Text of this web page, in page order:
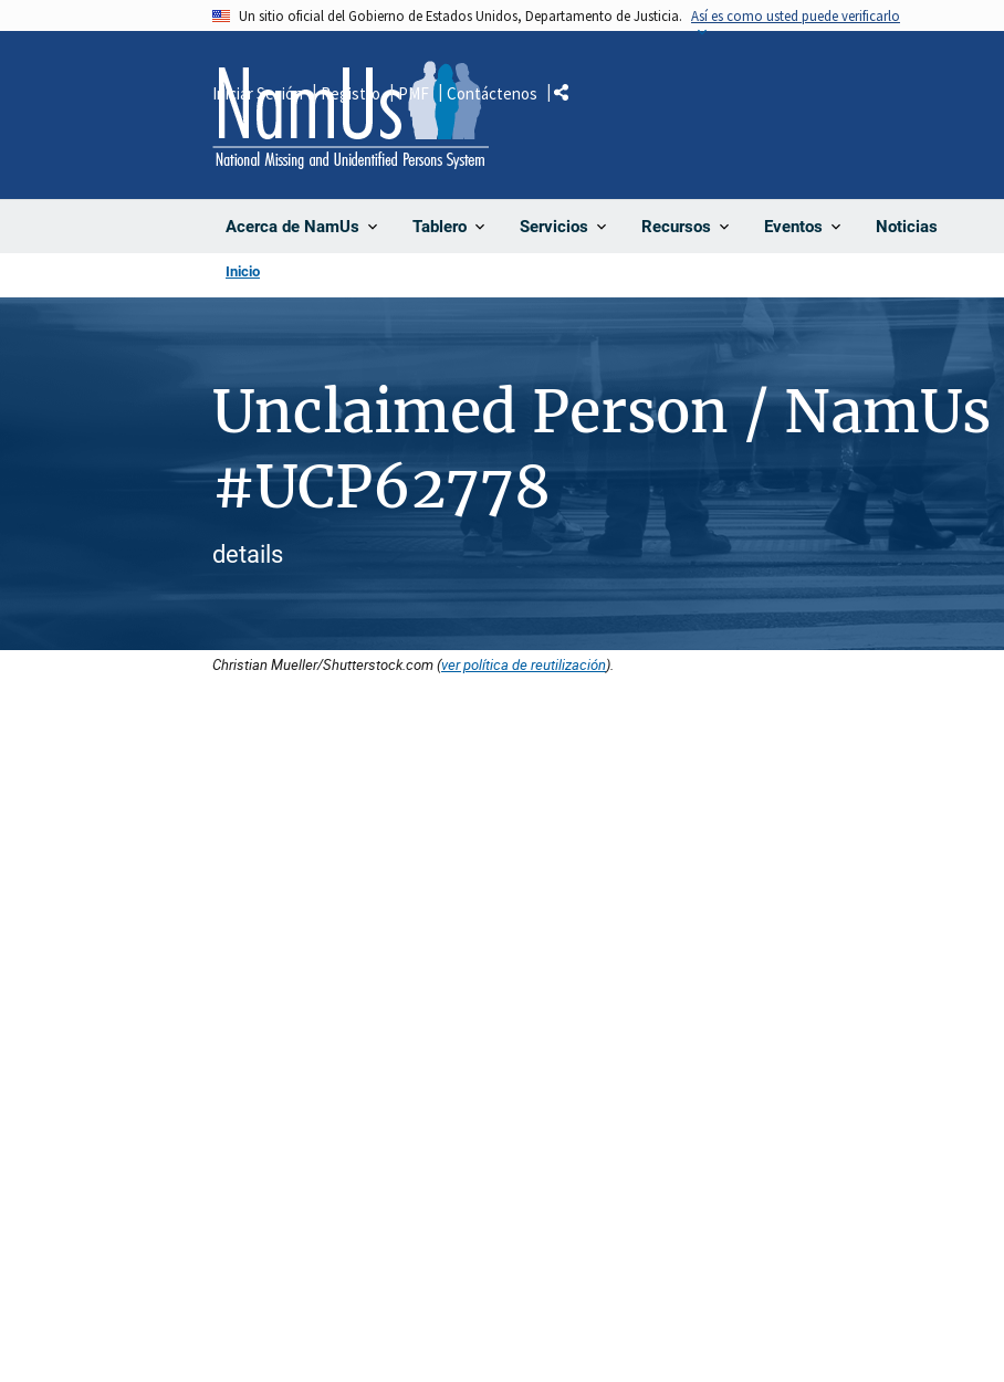
Un sitio oficial del Gobierno de Estados Unidos, Departamento de Justicia. Así es como usted puede verificarlo
Acerca de NamUs Tablero Servicios Recursos Eventos Noticias
Iniciar Sesión Registro PMF Contáctenos Comparte
Inicio
Unclaimed Person / NamUs
#UCP62778
details
Christian Mueller/Shutterstock.com (ver política de reutilización).